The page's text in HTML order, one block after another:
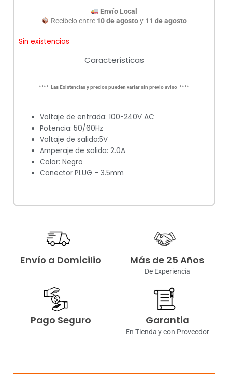
Envío Local
Recíbelo entre 10 de agostoy 11 de agosto
Sin existencias
Características
**** Las Existencias y precios pueden variar sin previo aviso ****
Voltaje de entrada: 100-240V AC
Potencia: 50/60Hz
Voltaje de salida:5V
Amperaje de salida: 2.0A
Color: Negro
Conector PLUG – 3.5mm
Envío a Domicilio Más de 25 Años
De Experiencia
Pago Seguro Garantia
En Tienda y con Proveedor